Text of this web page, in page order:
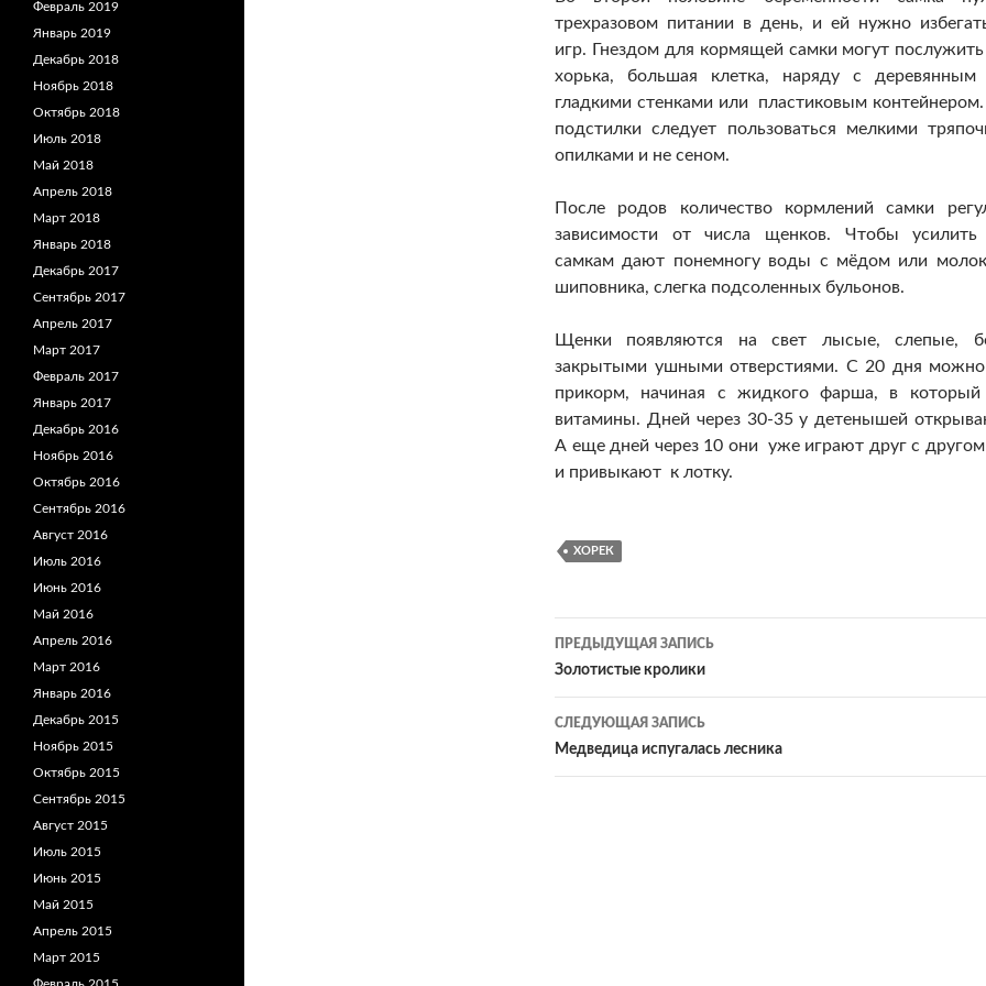
трехразовом питании в день, и ей нужно
игр. Гнездом для кормящей самки могут
хорька, большая клетка, наряду с
гладкими стенками или пластиковым контейнером.
подстилки следует пользоваться мелкими
опилками и не сеном.
После родов количество кормлений самки
зависимости от числа щенков. Чтобы усилить
самкам дают понемногу воды с мёдом или
шиповника, слегка подсоленных бульонов.
Щенки появляются на свет лысые, слепые,
закрытыми ушными отверстиями. С 20 дня
прикорм, начиная с жидкого фарша, в который
витамины. Дней через 30-35 у детенышей
А еще дней через 10 они уже играют друг с
и привыкают к лотку.
ХОРЕК
Навигация
по
записям
ПРЕДЫДУЩАЯ ЗАПИСЬ
Золотистые кролики
СЛЕДУЮЩАЯ ЗАПИСЬ
Медведица испугалась лесника
Февраль 2019
Январь 2019
Декабрь 2018
Ноябрь 2018
Октябрь 2018
Июль 2018
Май 2018
Апрель 2018
Март 2018
Январь 2018
Декабрь 2017
Сентябрь 2017
Апрель 2017
Март 2017
Февраль 2017
Январь 2017
Декабрь 2016
Ноябрь 2016
Октябрь 2016
Сентябрь 2016
Август 2016
Июль 2016
Июнь 2016
Май 2016
Апрель 2016
Март 2016
Январь 2016
Декабрь 2015
Ноябрь 2015
Октябрь 2015
Сентябрь 2015
Август 2015
Июль 2015
Июнь 2015
Май 2015
Апрель 2015
Март 2015